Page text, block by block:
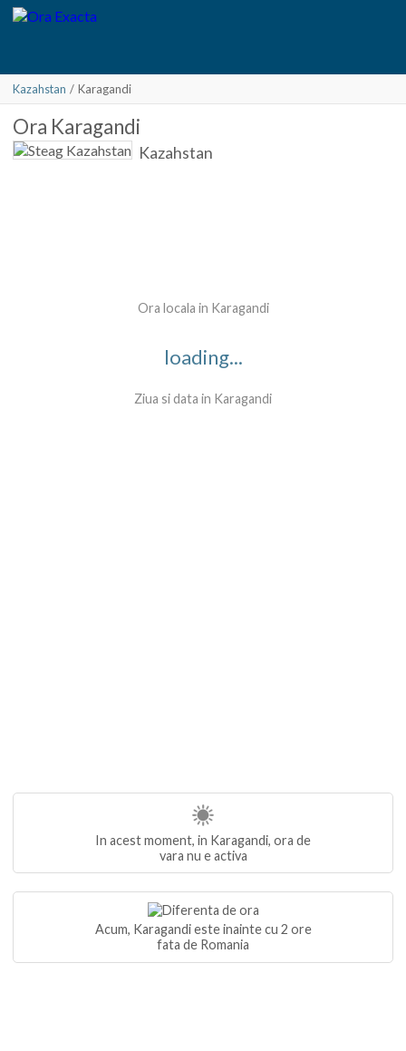
Kazahstan / Karagandi
Ora Karagandi
Kazahstan
Ora locala in Karagandi
loading...
Ziua si data in Karagandi
In acest moment, in Karagandi, ora de
vara nu e activa
Acum, Karagandi este inainte cu 2 ore
fata de Romania